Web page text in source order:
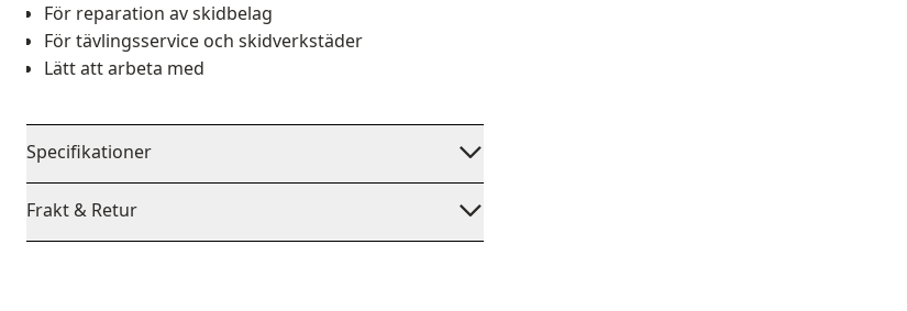
För reparation av skidbelag
För tävlingsservice och skidverkstäder
Lätt att arbeta med
Specifikationer
Frakt & Retur